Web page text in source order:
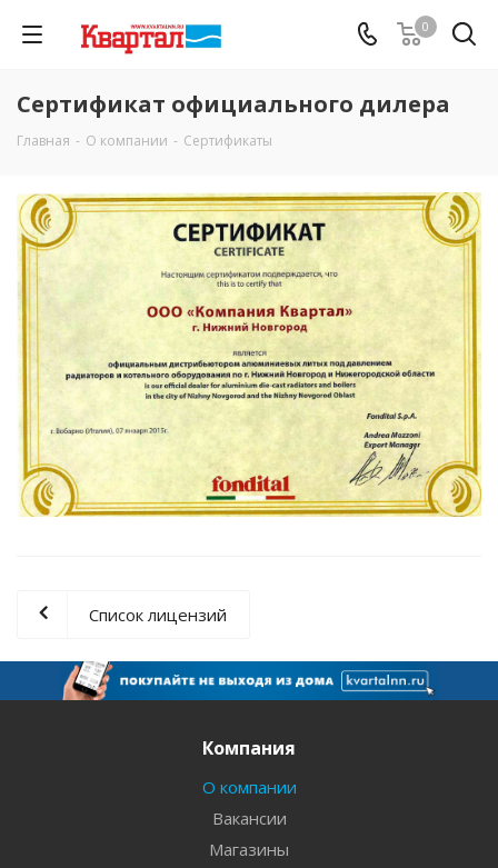
0
Сертификат официального дилера
Главная - О компании - Сертификаты
Список лицензий
Компания
О компании
Вакансии
Магазины